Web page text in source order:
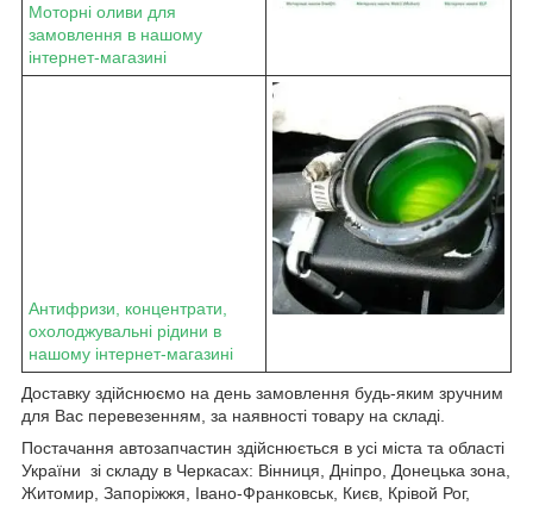
Моторні оливи для
замовлення в нашому
інтернет-магазині
Антифризи, концентрати,
охолоджувальні рідини в
нашому інтернет-магазині
Доставку здійснюємо на день замовлення будь-яким зручним
для Вас перевезенням, за наявності товару на складі.
Постачання автозапчастин здійснюється в усі міста та області
України зі складу в Черкасах: Вінниця, Дніпро, Донецька зона,
Житомир, Запоріжжя, Івано-Франковськ, Києв, Крівой Рог,